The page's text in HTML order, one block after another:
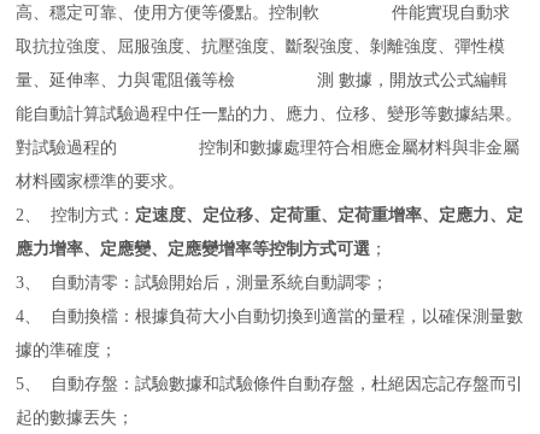
高、穩定可靠、使用方便等優點。控制軟 件能實現自動求
取抗拉強度、屈服強度、抗壓強度、斷裂強度、剝離強度、彈性模
量、延伸率、力與電阻儀等檢 測數據，開放式公式編輯
能自動計算試驗過程中任一點的力、應力、位移、變形等數據結果。
對試驗過程的 控制和數據處理符合相應金屬材料與非金屬
材料國家標準的要求。
2、
控制方式： 定速度、定位移、定荷重、定荷重增率、定應力、定
應力增率、定應變、定應變增率等控制方式可選 ；
3、
自動清零：試驗開始后，測量系統自動調零；
4、
自動換檔：根據負荷大小自動切換到適當的量程，以確保測量數
據的準確度；
5、
自動存盤：試驗數據和試驗條件自動存盤，杜絕因忘記存盤而引
起的數據丟失；